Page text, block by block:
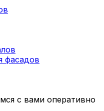
фасадов
с вами оперативно